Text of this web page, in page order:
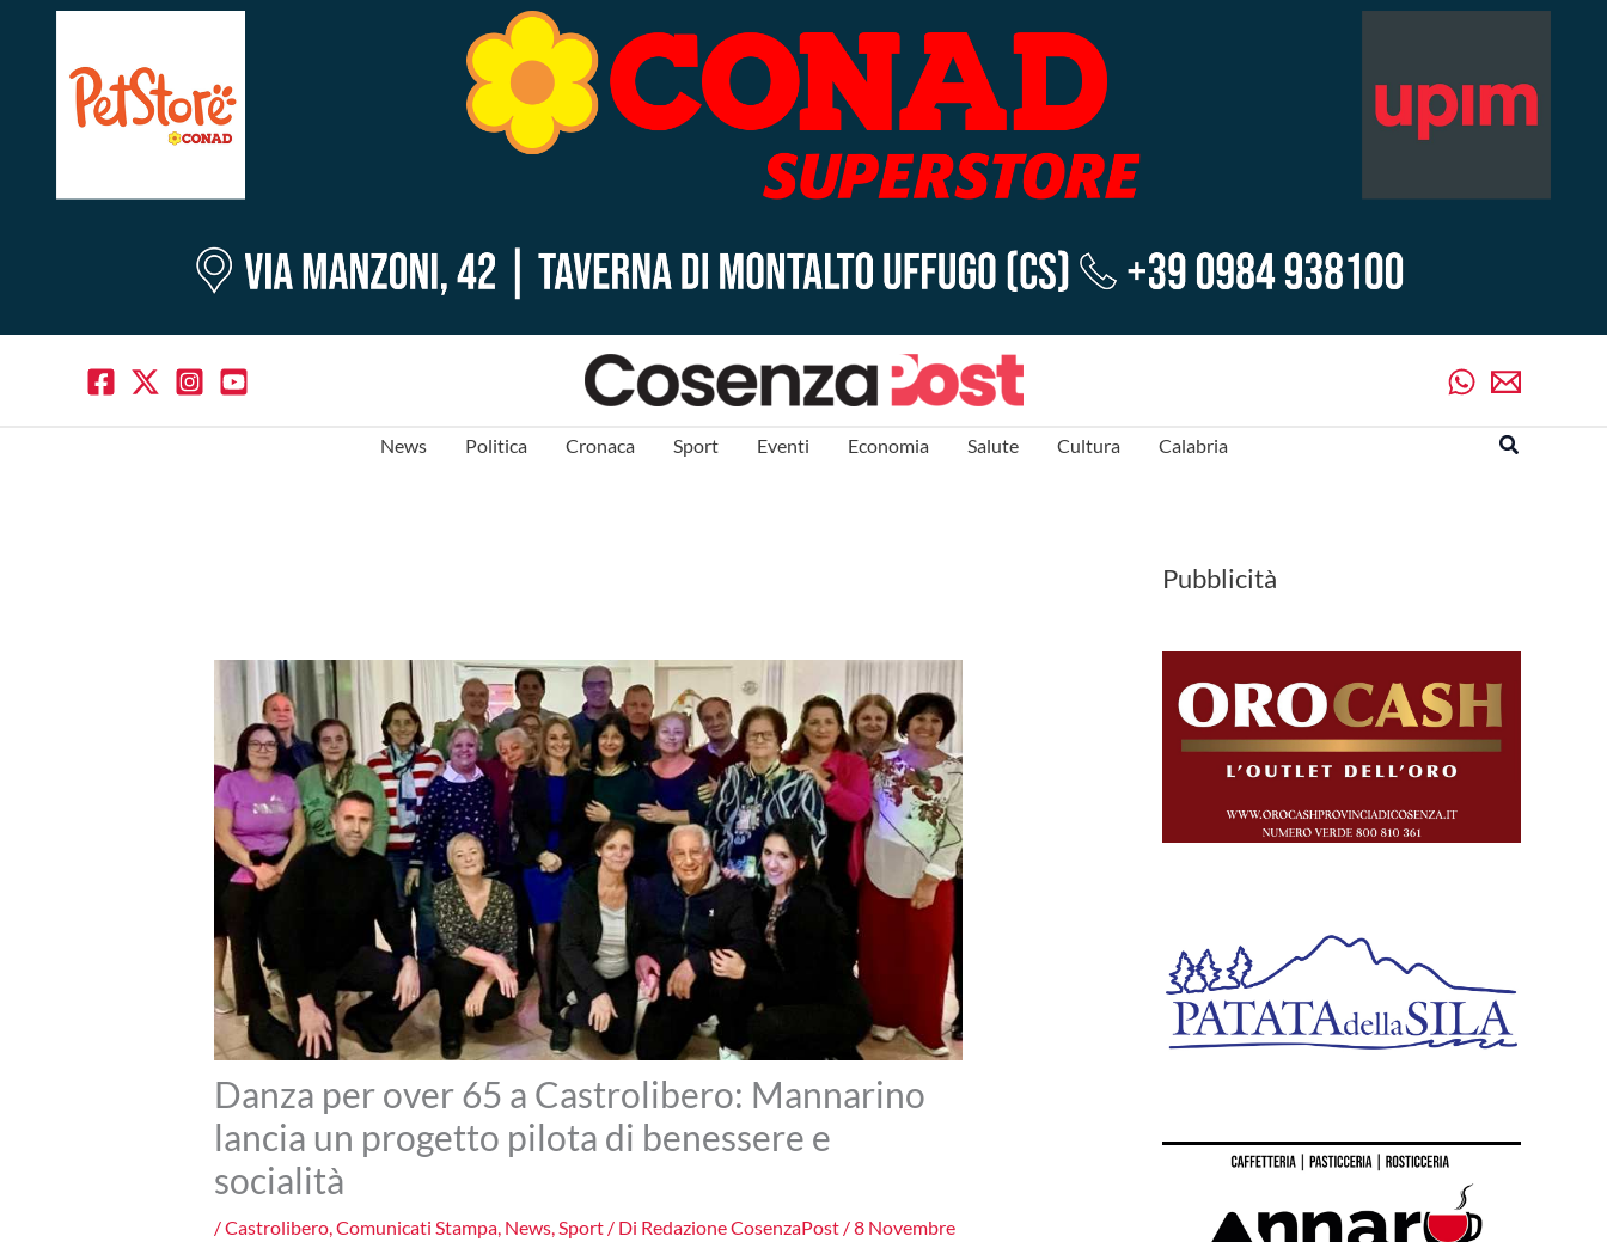
News Politica Cronaca Sport Eventi Economia Salute Cultura Calabria Cerca
Danza per over 65 a Castrolibero: Mannarino
lancia un progetto pilota di benessere e
socialità
/Castrolibero,Comunicati Stampa, News,Sport/ Di Redazione CosenzaPost /8 Novembre
Pubblicità